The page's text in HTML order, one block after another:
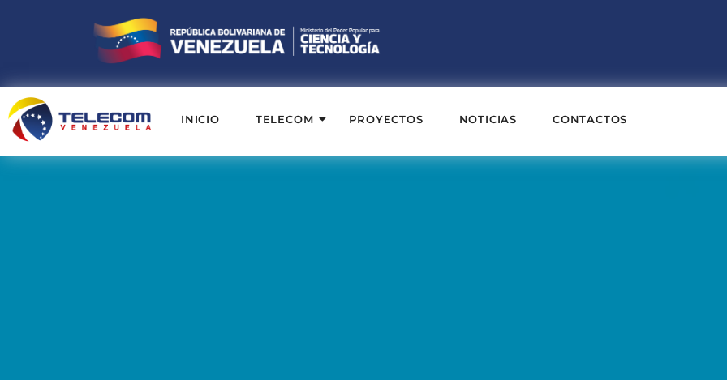
INICIO TELECOM PROYECTOS NOTICIAS CONTACTOS